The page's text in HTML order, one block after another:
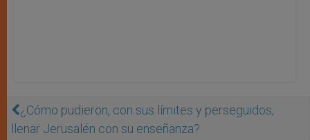
¿Cómo pudieron, con sus límites y perseguidos,
llenar Jerusalén con su enseñanza?